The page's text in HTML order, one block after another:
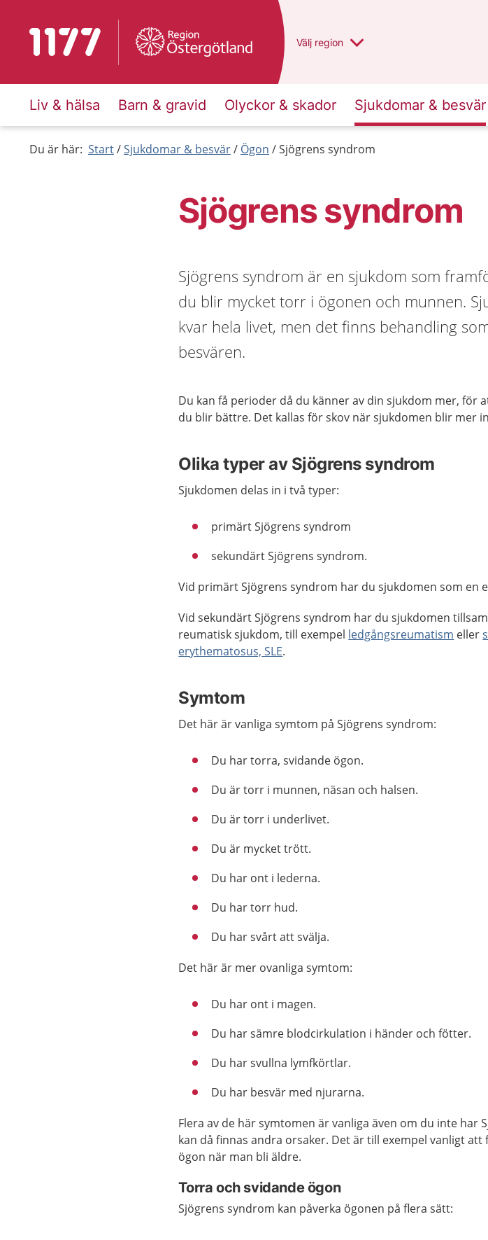
Till startsidan för 1177 Du har valt region
Välj en annan
region
Liv & hälsa Barn & gravid Olyckor & skador Sjukdomar & besvär
Du är här: Start Sjukdomar & besvär Ögon Sjögrens syndrom
Sjögrens syndrom
Sjögrens syndrom är en sjukdom som
du blir mycket torr i ögonen och munnen.
kvar hela livet, men det finns behandling
besvären.
Du kan få perioder då du känner av din sjukdom mer, för
du blir bättre. Det kallas för skov när sjukdomen blir mer
Olika typer av Sjögrens syndrom
Sjukdomen delas in i två typer:
primärt Sjögrens syndrom
sekundärt Sjögrens syndrom.
Vid primärt Sjögrens syndrom har du sjukdomen som en
Vid sekundärt Sjögrens syndrom har du sjukdomen
reumatisk sjukdom, till exempel ledgångsreumatism eller
erythematosus, SLE.
Symtom
Det här är vanliga symtom på Sjögrens syndrom:
Du har torra, svidande ögon.
Du är torr i munnen, näsan och halsen.
Du är torr i underlivet.
Du är mycket trött.
Du har ont i lederna.
Du har torr hud.
Du har svårt att svälja.
Det här är mer ovanliga symtom:
Du har ont i magen.
Du har sämre blodcirkulation i händer och fötter.
Du har svullna lymfkörtlar.
Du har besvär med njurarna.
Flera av de här symtomen är vanliga även om du inte har
kan då finnas andra orsaker. Det är till exempel vanligt att
ögon när man bli äldre.
Torra och svidande ögon
Sjögrens syndrom kan påverka ögonen på flera sätt: